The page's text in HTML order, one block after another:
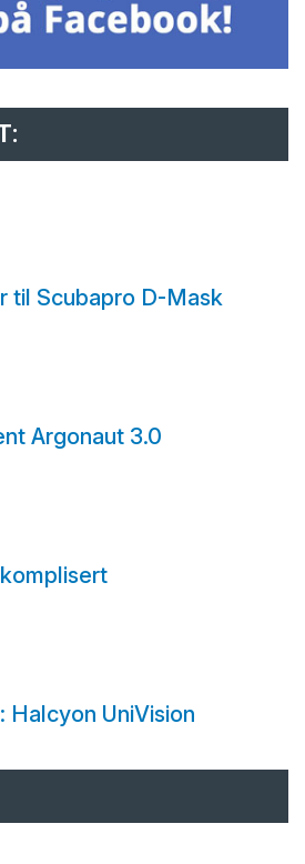
til Scubapro D-Mask
Argonaut 3.0
Halcyon UniVision